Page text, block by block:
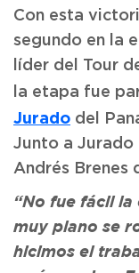
Con esta
segundo en la
líder del Tour
la etapa fue
Jurado del
Junto a Jurado
Andrés Brenes
“No fue fácil la
muy plano se
hicimos el